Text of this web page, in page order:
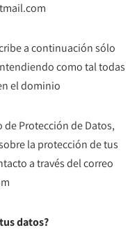
a continuación sólo
como tal todas
el dominio
Protección de Datos,
la protección de tus
a través del correo
datos?